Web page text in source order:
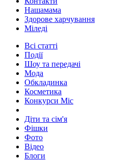
Нашамама
Здорове харчування
Міледі
Всі статті
Події
Шоу та передачі
Мода
Обкладинка
Косметика
Конкурси Міс
Діти та сім'я
Фішки
Фото
Відео
Блоги